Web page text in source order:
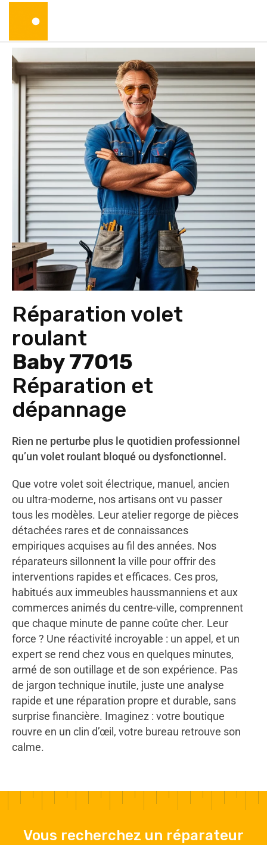
Réparation volet
roulant
Baby 77015
Réparation et
dépannage
Rien ne perturbe plus le quotidien professionnel
qu’un volet roulant bloqué ou dysfonctionnel.
Que votre volet soit électrique, manuel, ancien
ou ultra-moderne, nos artisans ont vu passer
tous les modèles. Leur atelier regorge de pièces
détachées rares et de connaissances
empiriques acquises au fil des années. Nos
réparateurs sillonnent la ville pour offrir des
interventions rapides et efficaces. Ces pros,
habitués aux immeubles haussmanniens et aux
commerces animés du centre-ville, comprennent
que chaque minute de panne coûte cher. Leur
force ? Une réactivité incroyable : un appel, et un
expert se rend chez vous en quelques minutes,
armé de son outillage et de son expérience. Pas
de jargon technique inutile, juste une analyse
rapide et une réparation propre et durable, sans
surprise financière. Imaginez : votre boutique
rouvre en un clin d’œil, votre bureau retrouve son
calme.
Vous recherchez un réparateur